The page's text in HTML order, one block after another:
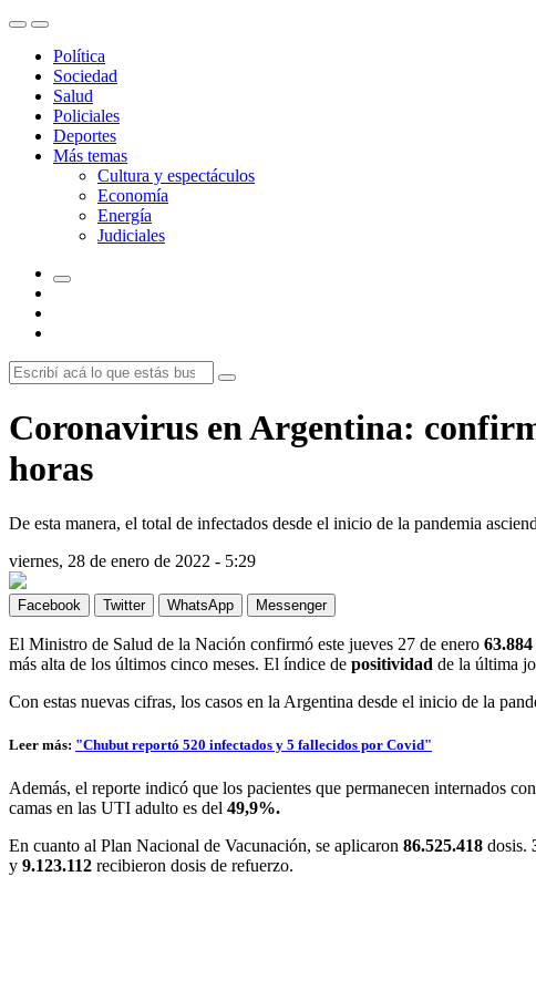
Política
Sociedad
Salud
Policiales
Deportes
Más temas
Cultura y espectáculos
Economía
Energía
Judiciales
Coronavirus en Argentina:
horas
De esta manera, el total de infectados desde el inicio de la pandemia
viernes, 28 de enero de 2022 - 5:29
Facebook Twitter WhatsApp Messenger
El Ministro de Salud de la Nación confirmó este jueves 27 de enero 63.884
más alta de los últimos cinco meses. El índice de positividad de la última
Con estas nuevas cifras, los casos en la Argentina desde el inicio de la
Leer más: "Chubut reportó 520 infectados y 5 fallecidos por Covid"
Además, el reporte indicó que los pacientes que permanecen internados
camas en las UTI adulto es del 49,9%.
En cuanto al Plan Nacional de Vacunación, se aplicaron 86.525.418 dosis.
y 9.123.112 recibieron dosis de refuerzo.